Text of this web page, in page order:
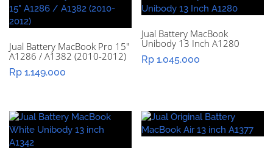
Jual Battery MacBook Pro 15″
A1286 / A1382 (2010-2012)
Rp 1.149.000
Jual Battery MacBook
Unibody 13 Inch A1280
Rp 1.045.000